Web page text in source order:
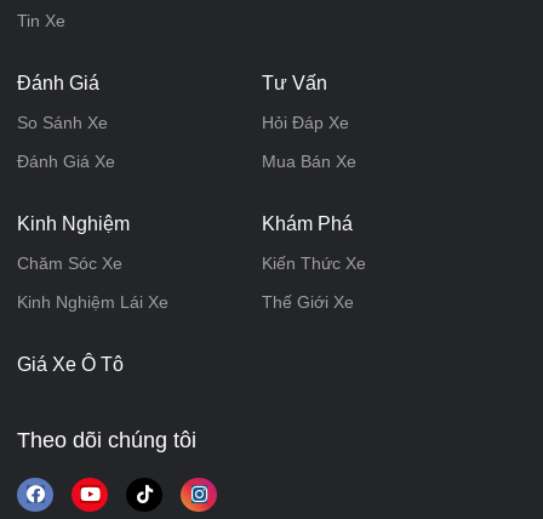
Tin Xe
Đánh Giá
So Sánh Xe
Đánh Giá Xe
Tư Vấn
Hỏi Đáp Xe
Mua Bán Xe
Kinh Nghiệm
Chăm Sóc Xe
Kinh Nghiệm Lái Xe
Khám Phá
Kiến Thức Xe
Thế Giới Xe
Giá Xe Ô Tô
Theo dõi chúng tôi